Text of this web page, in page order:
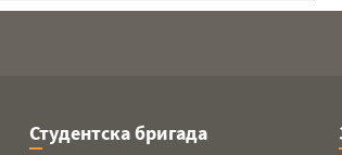
Студентска бригада